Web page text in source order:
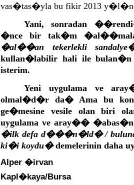
vas�tas�yla bu fikir 2013
Yani, sonradan
�nce bir tak�m
�al��an tekerlekli
kullan�labilir hali ile bulan�n
isterim.
Yeni uygulama ve
olmal�d�r da� Ama bu
ge�mesine vesile olan biri
uygulama ve aray��
�ilk defa d���n�ld� /
ki�i koydu�demelerinin
Alper �irvan
Kapl�kaya/Bursa